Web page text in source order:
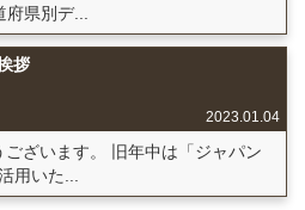
県別デ...
拶
2023.01.04
ざいます。 旧年中は「ジャパン
用いた...